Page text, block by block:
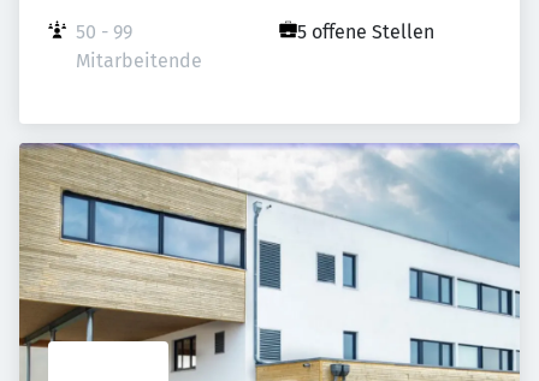
50 - 99
Mitarbeitende
5 offene Stellen